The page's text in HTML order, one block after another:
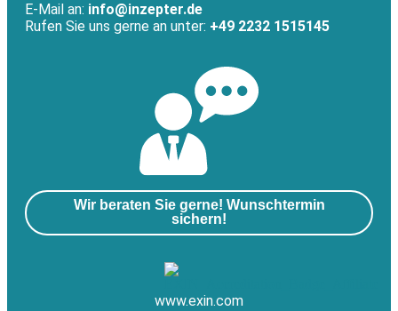
E-Mail an: info@inzepter.de
Rufen Sie uns gerne an unter: +49 2232 1515145
Wir beraten Sie gerne! Wunschtermin
sichern!
www.exin.com